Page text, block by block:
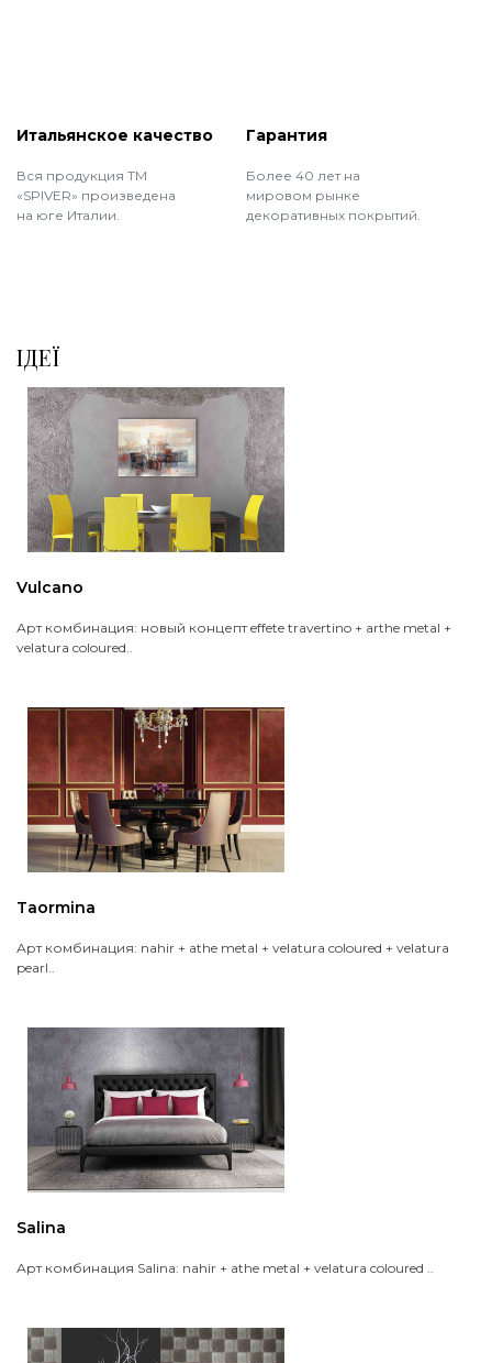
Итальянское качество
Вся продукция ТМ
«SPIVER» произведена
на юге Италии.
Гарантия
Более 40 лет на
мировом рынке
декоративных покрытий.
ІДЕЇ
Vulcano
Арт комбинация: новый концепт effete travertino + arthe metal +
velatura coloured..
Taormina
Арт комбинация: nahir + athe metal + velatura coloured + velatura
pearl..
Salina
Арт комбинация Salina: nahir + athe metal + velatura coloured ..